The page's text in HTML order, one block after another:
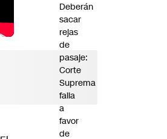
Deberán
sacar
rejas
de
pasaje:
Corte
Suprema
falla
a
favor
de